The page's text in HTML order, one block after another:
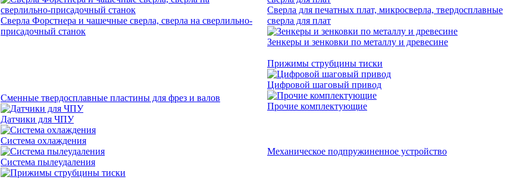
Сверла Форстнера и чашечные сверла, сверла на сверлильно-
присадочный станок
Сверла для печатных плат, микросверла, твердосплавные
сверла для плат
Зенкеры и зенковки по металлу и древесине
Сменные твердосплавные пластины для фрез и валов
Датчики для ЧПУ
Система охлаждения
Система пылеудаления
Прижимы струбцины тиски
Цифровой шаговый привод
Прочие комплектующие
Механическое подпружиненное устройство